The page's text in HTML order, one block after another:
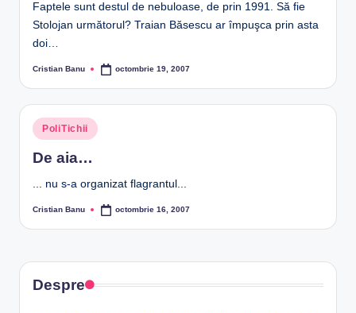
Faptele sunt destul de nebuloase, de prin 1991. Să fie
Stolojan următorul? Traian Băsescu ar împuşca prin asta
doi…
Posted
Cristian Banu octombrie 19, 2007
Posted
in
PoliTichii
De aia…
... nu s-a organizat flagrantul...
Posted
Cristian Banu octombrie 16, 2007
Despre